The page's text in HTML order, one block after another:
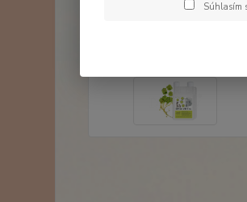
Súhlasím